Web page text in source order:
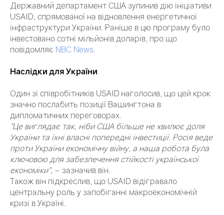
Державний департамент США зупинив дію ініціативи
USAID, спрямованої на відновлення енергетичної
інфраструктури України. Раніше в цю програму було
інвестовано сотні мільйонів доларів, про що
повідомляє NBC News.
Наслідки для України
Один зі співробітників USAID наголосив, що цей крок
значно послабить позиції Вашингтона в
дипломатичних переговорах.
"Це виглядає так, ніби США більше не хвилює доля
України та їхні власні попередні інвестиції. Росія веде
проти України економічну війну, а наша робота була
ключовою для забезпечення стійкості української
економіки", – зазначив він.
Також він підкреслив, що USAID відігравало
центральну роль у запобіганні макроекономічній
кризі в Україні.